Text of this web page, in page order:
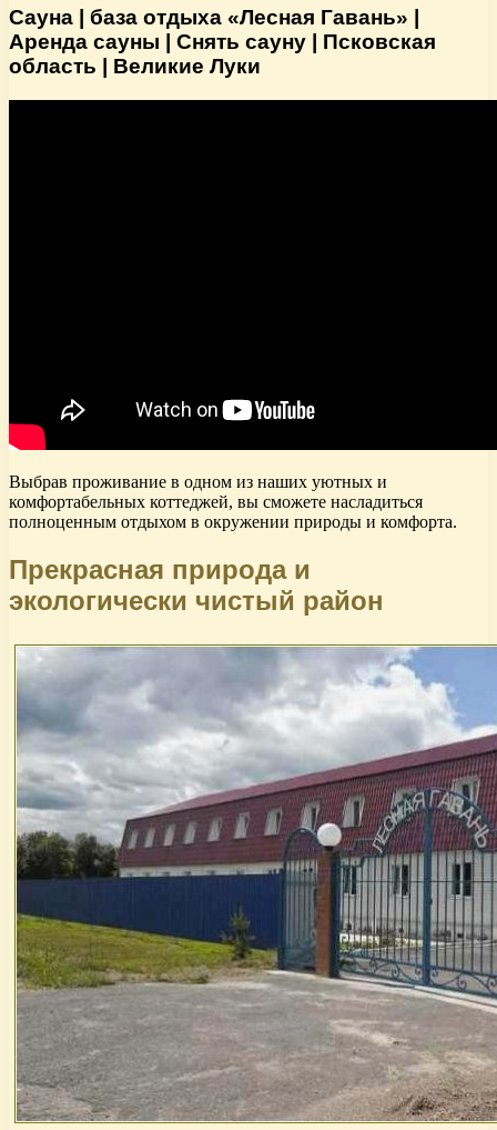
Сауна | база отдыха «Лесная Гавань» |
Аренда сауны | Снять сауну | Псковская
область | Великие Луки
Выбрав проживание в одном из наших уютных и
комфортабельных коттеджей, вы сможете насладиться
полноценным отдыхом в окружении природы и комфорта.
Прекрасная природа и
экологически чистый район